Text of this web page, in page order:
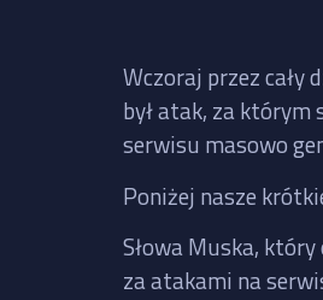
Wczoraj przez cały
był atak, za którym
serwisu masowo
Poniżej nasze
Słowa Muska,
za atakami na